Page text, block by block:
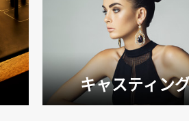
キャスティン